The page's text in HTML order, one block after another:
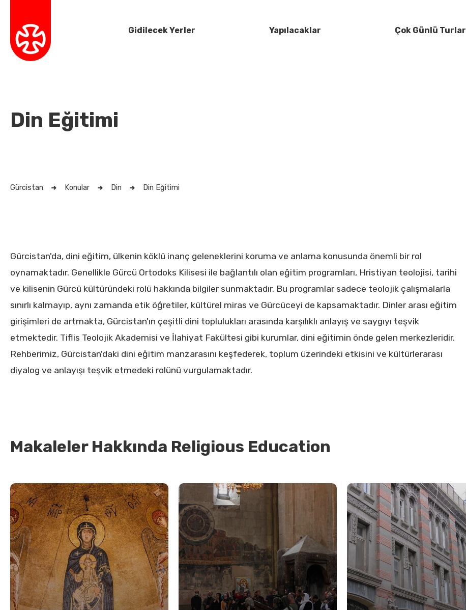
Gidilecek Yerler Yapılacaklar Çok Günlü Turlar
Din Eğitimi
Gürcistan Konular Din Din Eğitimi
Gürcistan'da, dini eğitim, ülkenin köklü inanç geleneklerini koruma ve anlama konusunda önemli bir rol
oynamaktadır. Genellikle Gürcü Ortodoks Kilisesi ile bağlantılı olan eğitim programları, Hristiyan teolojisi, tarihi
ve kilisenin Gürcü kültüründeki rolü hakkında bilgiler sunmaktadır. Bu programlar sadece teolojik çalışmalarla
sınırlı kalmayıp, aynı zamanda etik öğretiler, kültürel miras ve Gürcüceyi de kapsamaktadır. Dinler arası eğitim
girişimleri de artmakta, Gürcistan'ın çeşitli dini toplulukları arasında karşılıklı anlayış ve saygıyı teşvik
etmektedir. Tiflis Teolojik Akademisi ve İlahiyat Fakültesi gibi kurumlar, dini eğitimin önde gelen merkezleridir.
Rehberimiz, Gürcistan'daki dini eğitim manzarasını keşfederek, toplum üzerindeki etkisini ve kültürlerarası
diyalog ve anlayışı teşvik etmedeki rolünü vurgulamaktadır.
Makaleler Hakkında Religious Education